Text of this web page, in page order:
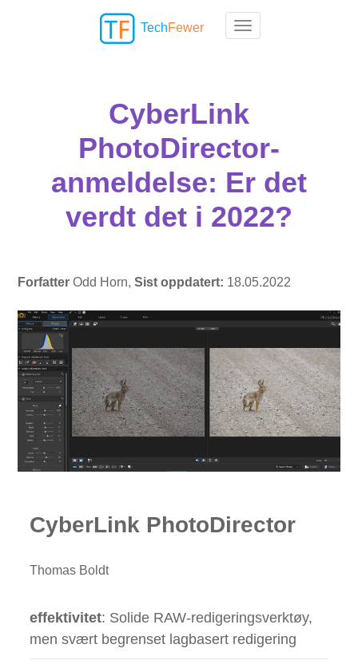
Toggle navigation
TechFewer
CyberLink
PhotoDirector-
anmeldelse: Er det
verdt det i 2022?
Forfatter Odd Horn,Sist oppdatert: 18.05.2022
CyberLink PhotoDirector
Thomas Boldt
effektivitet: Solide RAW-redigeringsverktøy,
men svært begrenset lagbasert redigering